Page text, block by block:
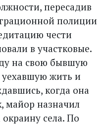
пересадив
полиции
чести
в участковые.
на свою бывшую
жить и
когда она
майор назначил
села. По